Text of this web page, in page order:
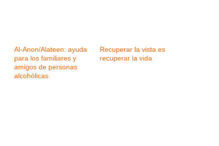
Al-Anon/Alateen: ayuda
para los familiares y
amigos de personas
alcohólicas
Recuperar la vista es
recuperar la vida